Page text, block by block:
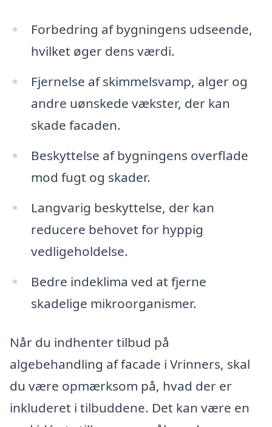
Forbedring af bygningens udseende,
hvilket øger dens værdi.
Fjernelse af skimmelsvamp, alger og
andre uønskede vækster, der kan
skade facaden.
Beskyttelse af bygningens overflade
mod fugt og skader.
Langvarig beskyttelse, der kan
reducere behovet for hyppig
vedligeholdelse.
Bedre indeklima ved at fjerne
skadelige mikroorganismer.
Når du indhenter tilbud på
algebehandling af facade i Vrinners, skal
du være opmærksom på, hvad der er
inkluderet i tilbuddene. Det kan være en